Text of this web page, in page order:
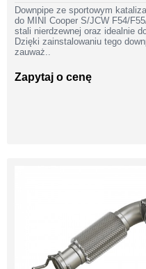
Downpipe ze sportowym
do MINI Cooper S/JCW F54/
stali nierdzewnej oraz idealnie
Dzięki zainstalowaniu tego
zauważ..
Zapytaj o cenę